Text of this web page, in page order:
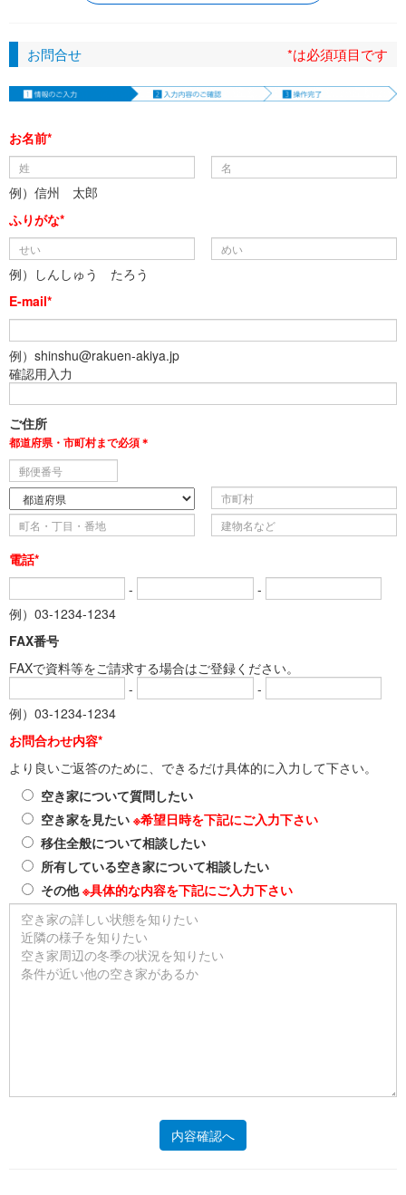
お問合せ *は必須項目です
お名前*
例）信州 太郎
ふりがな*
例）しんしゅう たろう
E-mail*
例）shinshu@rakuen-akiya.jp
確認用入力
ご住所
都道府県・市町村まで必須＊
電話*
-
-
例）03-1234-1234
FAX番号
FAXで資料等をご請求する場合はご登録ください。
-
-
例）03-1234-1234
お問合わせ内容*
より良いご返答のために、できるだけ具体的に入力して下さい。
空き家について質問したい
空き家を見たい ※希望日時を下記にご入力下さい
移住全般について相談したい
所有している空き家について相談したい
その他※具体的な内容を下記にご入力下さい